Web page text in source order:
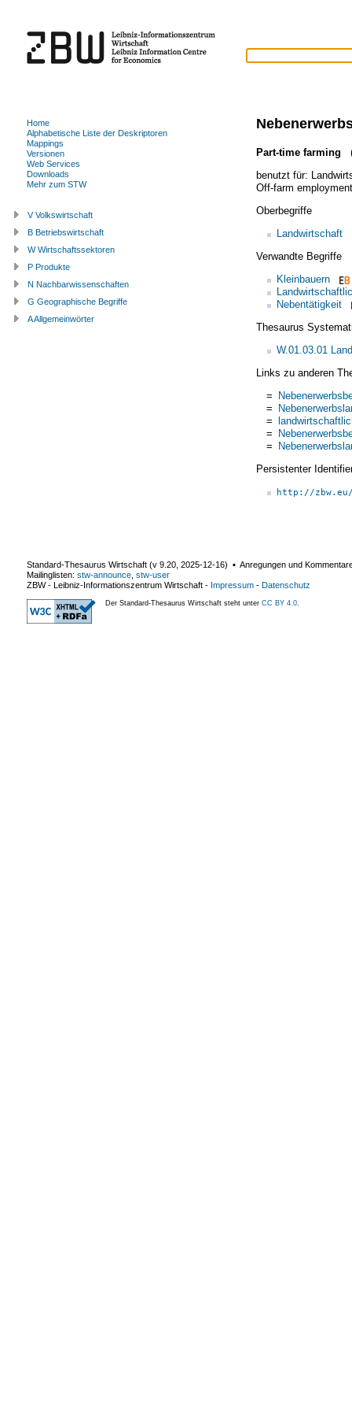
Part-time farming
benutzt für:
Off-farm employment
Oberbegriffe
Landwirtschaft
Verwandte Begriffe
Kleinbauern
Nebentätigkeit
Thesaurus
W.01.03.01
Links zu anderen
=
=
=
=
=
Persistenter
http://
Home
Alphabetische Liste der Deskriptoren
Mappings
Versionen
Web Services
Downloads
Mehr zum STW
V Volkswirtschaft
B Betriebswirtschaft
W Wirtschaftssektoren
P Produkte
N Nachbarwissenschaften
G Geographische Begriffe
A Allgemeinwörter
Standard-Thesaurus Wirtschaft (v 9.20 2025-12-16) ▪ Anregungen und
Mailinglisten: stw-announce stw-user
ZBW - Leibniz-Informationszentrum Wirtschaft - Impressum - Datenschutz
Der Standard-Thesaurus Wirtschaft steht unter CC BY 4.0